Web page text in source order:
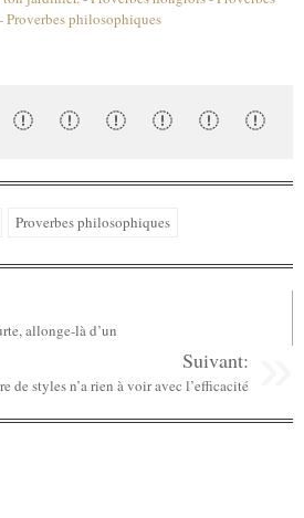
Proverbes philosophiques
allonge-là d’un
Suivant:
de styles n’a rien à voir avec l’efficacité